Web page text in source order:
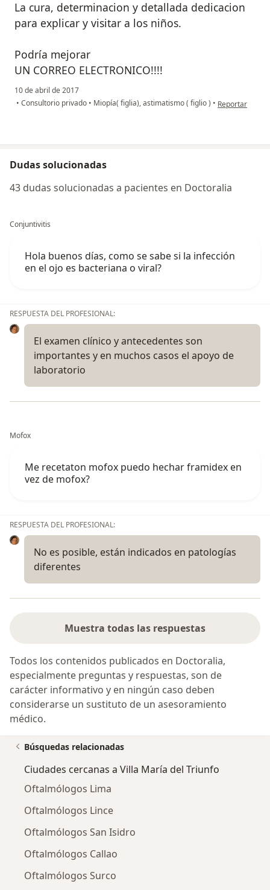
La cura, determinacion y detallada dedicacion
para explicar y visitar a los niños.
Podría mejorar
UN CORREO ELECTRONICO!!!!
10 de abril de 2017
• Consultorio privado • Miopía( figlia), astimatismo ( figlio ) • en opinión del
Reportar
Dudas solucionadas
43 dudas solucionadas a pacientes en Doctoralia
Conjuntivitis
Hola buenos días, como se sabe si la infección
en el ojo es bacteriana o viral?
RESPUESTA DEL PROFESIONAL:
El examen clínico y antecedentes son
importantes y en muchos casos el apoyo de
laboratorio
Mofox
Me recetaton mofox puedo hechar framidex en
vez de mofox?
RESPUESTA DEL PROFESIONAL:
No es posible, están indicados en patologías
diferentes
Muestra todas las respuestas
Todos los contenidos publicados en Doctoralia,
especialmente preguntas y respuestas, son de
carácter informativo y en ningún caso deben
considerarse un sustituto de un asesoramiento
médico.
Búsquedas relacionadas
Ciudades cercanas a Villa María del Triunfo
Oftalmólogos Lima
Oftalmólogos Lince
Oftalmólogos San Isidro
Oftalmólogos Callao
Oftalmólogos Surco